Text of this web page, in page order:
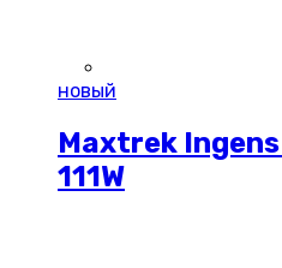
новый
Maxtrek
111W